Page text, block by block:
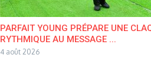
PARFAIT YOUNG PRÉPARE UNE
RYTHMIQUE AU MESSAGE ...
4 août 2026